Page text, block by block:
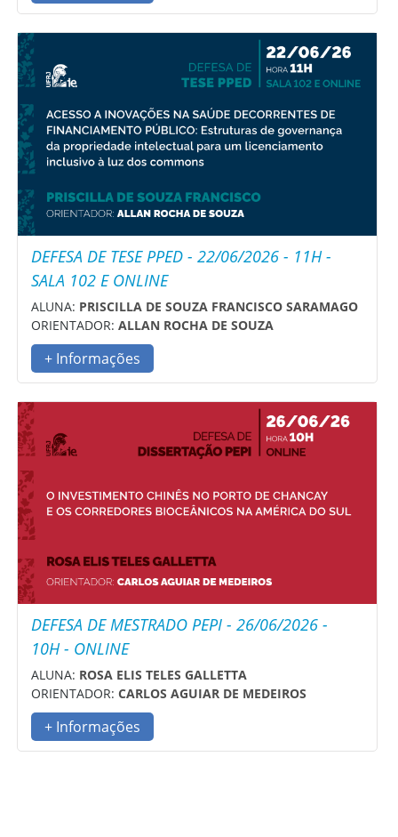
DEFESA DE TESE PPED - 22/06/2026 - 11H -
SALA 102 E ONLINE
ALUNA: PRISCILLA DE SOUZA FRANCISCO SARAMAGO
ORIENTADOR: ALLAN ROCHA DE SOUZA
+ Informações
DEFESA DE MESTRADO PEPI - 26/06/2026 -
10H - ONLINE
ALUNA: ROSA ELIS TELES GALLETTA
ORIENTADOR: CARLOS AGUIAR DE MEDEIROS
+ Informações